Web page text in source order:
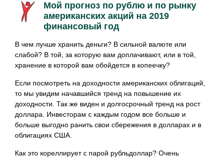
Мой прогноз по рублю и по рынку
американских акций на 2019
финансовый год
В чем лучше хранить деньги? В сильной валюте или
слабой? В той, за которую вам доплачивают, или в той,
хранение в которой вам обойдется в копеечку?
Если посмотреть на доходности американских облигаций,
то мы увидим начавшийся тренд на повышение их
доходности. Так же виден и долгосрочный тренд на рост
доллара. Инвесторам с каждым годом все больше и
больше выгодно ранить свои сбережения в долларах и в
облигациях США.
Как это кореллирует с парой рубльдоллар? Очень